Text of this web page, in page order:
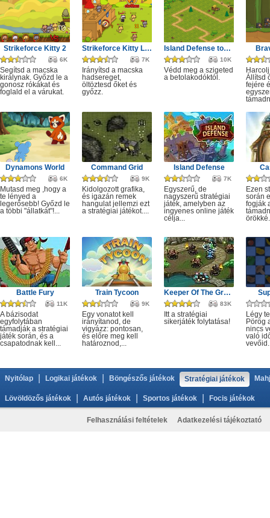
Strikeforce Kitty 2
6K
Segítsd a macska
királynak. Győzd le a
gonosz rókákat és
foglald el a várukat.
Strikeforce Kitty Last Stand
7K
Irányítsd a macska
hadsereget,
öltöztesd őket és
győzz.
Island Defense tower
10K
Védd meg a szigeted
a betolakodóktól.
Állítsd
fejére
Dynamons World
6K
Mutasd meg ,hogy a
te lényed a
legerősebb! Győzd le
a többi "állatkát"!...
Command Grid
9K
Kidolgozott grafika,
és igazán remek
hangulat jellemzi ezt
a stratégiai játékot....
Island Defense
7K
Egyszerű, de
nagyszerű stratégiai
játék, amelyben az
ingyenes online játék
célja...
Ezen
során
fogják
Battle Fury
11K
A bázisodat
egyfolytában
támadják a stratégiai
játék során, és a
csapatodnak kell...
Train Tycoon
9K
Egy vonatot kell
irányítanod, de
vigyázz: pontosan,
és előre meg kell
határoznod,...
Keeper Of The Grove 2
83K
Itt a stratégiai
sikerjáték folytatása!
Légy
Pörög
nincs
való
Nyitólap Logikai játékok Böngészős játékok Stratégiai játékok
Lövöldözős játékok Autós játékok Sportos játékok Focis játékok
Felhasználási feltételek Adatkezelési tájékoztató